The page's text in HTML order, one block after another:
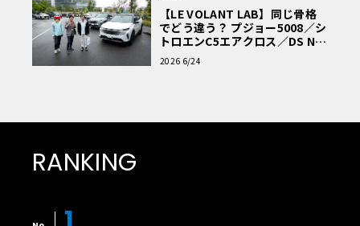
【LE VOLANT LAB】同じ骨格
でどう違う？ プジョー5008／シ
トロエンC5エアクロス／DS Nº4
読者一気乗りレポート
2026 6/24
RANKING